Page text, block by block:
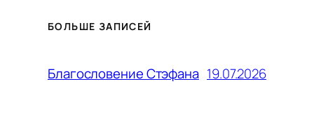
БОЛЬШЕ ЗАПИСЕЙ
Благословение Стэфана 19.07.2026